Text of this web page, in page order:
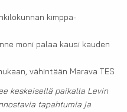
kimppa-
moni palaa kausi kauden
vähintään Marava TES
keskeisellä paikalla Levin
tapahtumia ja